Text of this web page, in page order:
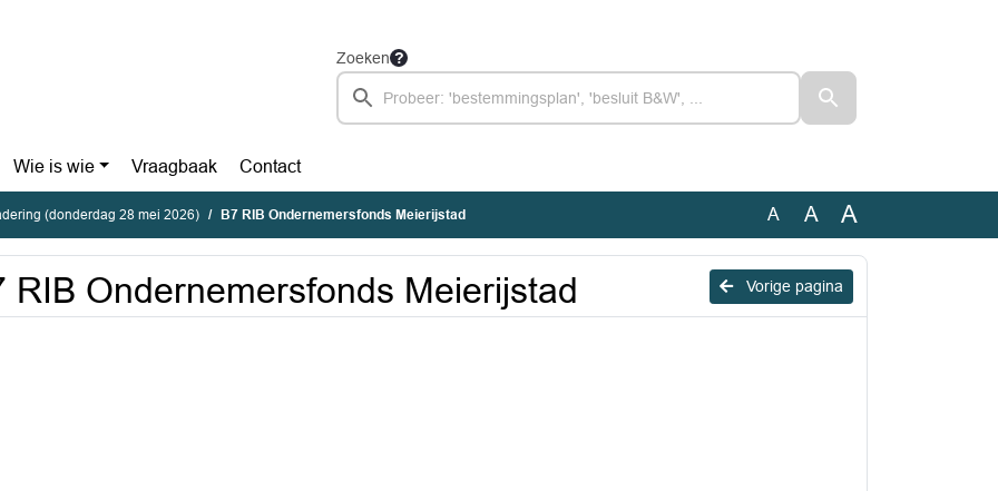
Zoeken
Wie is wie Vraagbaak Contact
(donderdag 28 mei 2026) B7 RIB Ondernemersfonds Meierijstad A A A
Vorige pagina
RIB Ondernemersfonds Meierijstad